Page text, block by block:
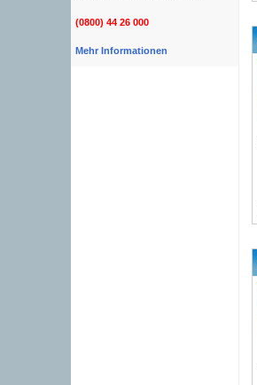
(0800) 44 26 000
Mehr Informationen